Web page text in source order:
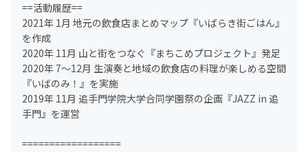
==活動履歴==
2021年 1月 地元の飲食店まとめマップ『いばらき街ごはん』
を作成
2020年 11月 山と街をつなぐ『まちこめプロジェクト』発足
2020年 7〜12月 生演奏と地域の飲食店の料理が楽しめる空間
『いばのみ！』を実施
2019年 11月 追手門学院大学合同学園祭の企画『JAZZ in 追
手門』を運営
==================